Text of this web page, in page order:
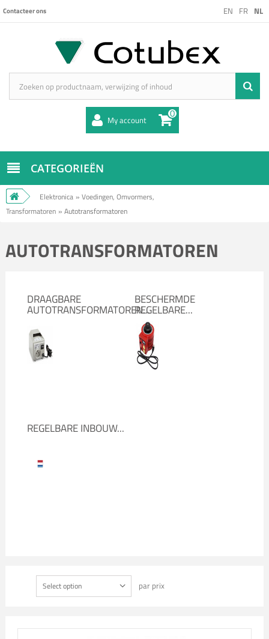
EN FR NL
Contacteer ons
My account 0
CATEGORIEËN
Elektronica » Voedingen, Omvormers,
Transformatoren » Autotransformatoren
AUTOTRANSFORMATOREN
DRAAGBARE
AUTOTRANSFORMATOREN...
BESCHERMDE
REGELBARE...
REGELBARE INBOUW...
Select option par prix